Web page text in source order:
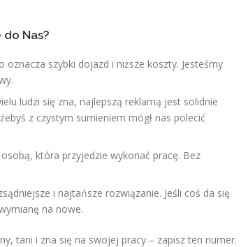
Nas?
oznacza szybki dojazd i niższe koszty. Jesteśmy
ludzi się zna, najlepszą reklamą jest solidnie
z czystym sumieniem mógł nas polecić
która przyjedzie wykonać pracę. Bez
i najtańsze rozwiązanie. Jeśli coś da się
na nowe.
tani i zna się na swojej pracy – zapisz ten numer.